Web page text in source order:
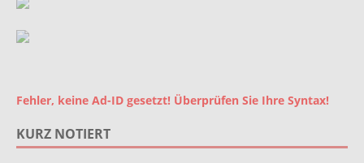
Fehler, keine Ad-ID gesetzt! Überprüfen Sie Ihre Syntax!
KURZ NOTIERT